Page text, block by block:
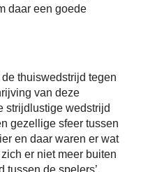
daar een goede
thuiswedstrijd tegen
van deze
strijdlustige wedstrijd
gezellige sfeer tussen
en daar waren er wat
er niet meer buiten
tussen de spelers’.